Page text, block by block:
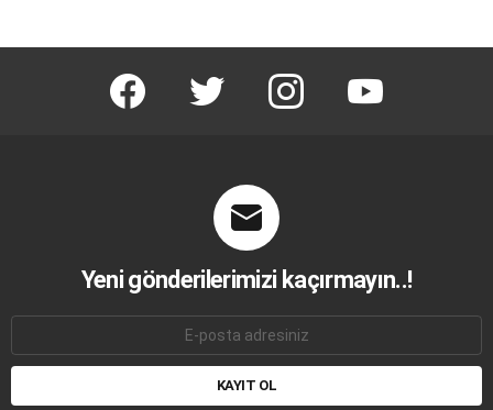
facebook twitter instagram youtube
Yeni gönderilerimizi kaçırmayın..!
adresi: